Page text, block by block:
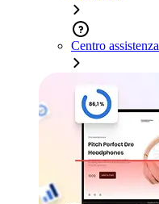
Centro assistenza